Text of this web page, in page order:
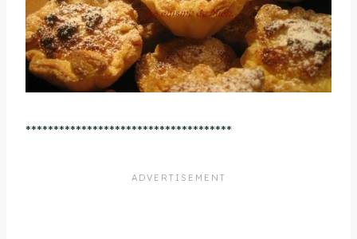
*************************************